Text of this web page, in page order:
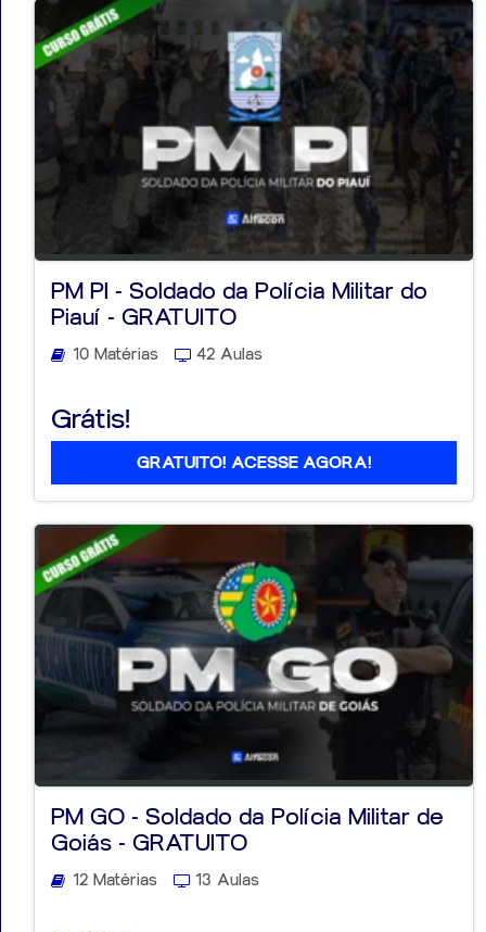
PM PI - Soldado da Polícia Militar do
Piauí - GRATUITO
10 Matérias 42 Aulas
Grátis!
GRATUITO! ACESSE AGORA!
PM GO - Soldado da Polícia Militar de
Goiás - GRATUITO
12 Matérias 13 Aulas